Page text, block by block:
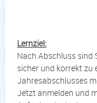
Lernziel:
Nach Abschluss sind
sicher und korrekt zu
Jahresabschlusses
Jetzt anmelden und